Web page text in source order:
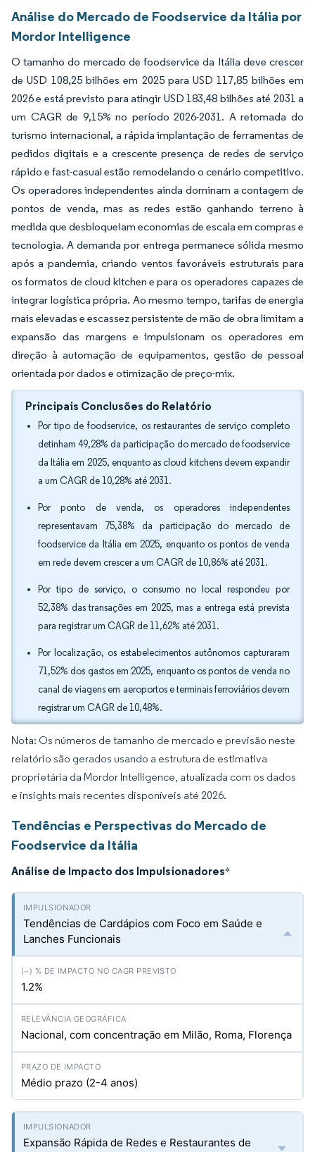
Análise do Mercado de Foodservice da Itália por
Mordor Intelligence
O tamanho do mercado de foodservice da Itália deve crescer
de USD 108,25 bilhões em 2025 para USD 117,85 bilhões em
2026 e está previsto para atingir USD 183,48 bilhões até 2031 a
um CAGR de 9,15% no período 2026-2031. A retomada do
turismo internacional, a rápida implantação de ferramentas de
pedidos digitais e a crescente presença de redes de serviço
rápido e fast-casual estão remodelando o cenário competitivo.
Os operadores independentes ainda dominam a contagem de
pontos de venda, mas as redes estão ganhando terreno à
medida que desbloqueiam economias de escala em compras e
tecnologia. A demanda por entrega permanece sólida mesmo
após a pandemia, criando ventos favoráveis estruturais para
os formatos de cloud kitchen e para os operadores capazes de
integrar logística própria. Ao mesmo tempo, tarifas de energia
mais elevadas e escassez persistente de mão de obra limitam a
expansão das margens e impulsionam os operadores em
direção à automação de equipamentos, gestão de pessoal
orientada por dados e otimização de preço-mix.
Principais Conclusões do Relatório
Por tipo de foodservice, os restaurantes de serviço completo
detinham 49,28% da participação do mercado de foodservice
da Itália em 2025, enquanto as cloud kitchens devem expandir
a um CAGR de 10,28% até 2031.
Por ponto de venda, os operadores independentes
representavam 75,38% da participação do mercado de
foodservice da Itália em 2025, enquanto os pontos de venda
em rede devem crescer a um CAGR de 10,86% até 2031.
Por tipo de serviço, o consumo no local respondeu por
52,38% das transações em 2025, mas a entrega está prevista
para registrar um CAGR de 11,62% até 2031.
Por localização, os estabelecimentos autônomos capturaram
71,52% dos gastos em 2025, enquanto os pontos de venda no
canal de viagens em aeroportos e terminais ferroviários devem
registrar um CAGR de 10,48%.
Nota: Os números de tamanho de mercado e previsão neste
relatório são gerados usando a estrutura de estimativa
proprietária da Mordor Intelligence, atualizada com os dados
e insights mais recentes disponíveis até 2026.
Tendências e Perspectivas do Mercado de
Foodservice da Itália
Análise de Impacto dos Impulsionadores*
Tendências de Cardápios com Foco em Saúde e
Lanches Funcionais
1.2%
Nacional, com concentração em Milão, Roma, Florença
Médio prazo (2-4 anos)
Expansão Rápida de Redes e Restaurantes de